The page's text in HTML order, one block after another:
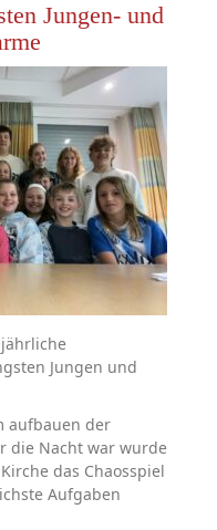
Jungen- und
Jungen und
aufbauen der
die Nacht war wurde
das Chaosspiel
Aufgaben